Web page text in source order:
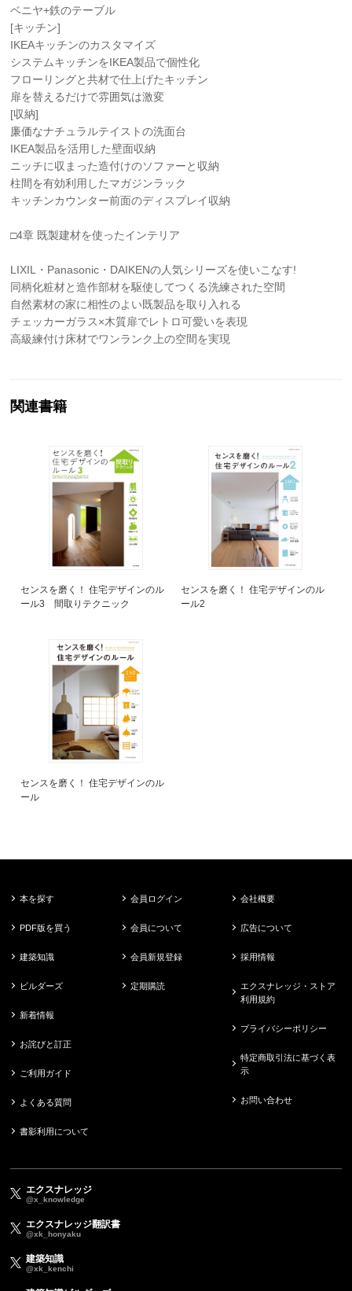
ベニヤ+鉄のテーブル
[キッチン]
IKEAキッチンのカスタマイズ
システムキッチンをIKEA製品で個性化
フローリングと共材で仕上げたキッチン
扉を替えるだけで雰囲気は激変
[収納]
廉価なナチュラルテイストの洗面台
IKEA製品を活用した壁面収納
ニッチに収まった造付けのソファーと収納
柱間を有効利用したマガジンラック
キッチンカウンター前面のディスプレイ収納
□4章 既製建材を使ったインテリア
LIXIL・Panasonic・DAIKENの人気シリーズを使いこなす!
同柄化粧材と造作部材を駆使してつくる洗練された空間
自然素材の家に相性のよい既製品を取り入れる
チェッカーガラス×木質扉でレトロ可愛いを表現
高級練付け床材でワンランク上の空間を実現
関連書籍
センスを磨く！ 住宅デザインのル
ール3 間取りテクニック
センスを磨く！ 住宅デザインのル
ール2
センスを磨く！ 住宅デザインのル
ール
本を探す
PDF版を買う
建築知識
ビルダーズ
新着情報
お詫びと訂正
ご利用ガイド
よくある質問
書影利用について
会員ログイン
会員について
会員新規登録
定期購読
会社概要
広告について
採用情報
エクスナレッジ・ストア
利用規約
プライバシーポリシー
特定商取引法に基づく表
示
お問い合わせ
エクスナレッジ
@x_knowledge
エクスナレッジ翻訳書
@xk_honyaku
建築知識
@xk_kenchi